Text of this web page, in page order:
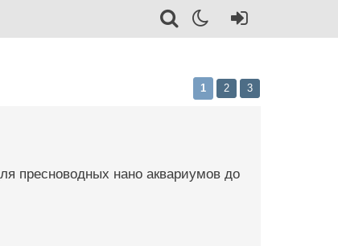
1 2 3
пресноводных нано аквариумов до